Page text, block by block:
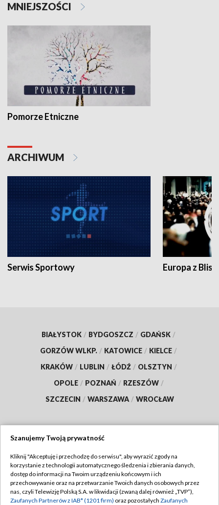
MNIEJSZOŚCI
Pomorze Etniczne
ARCHIWUM
Serwis Sportowy Europa z
BIAŁYSTOK / BYDGOSZCZ / GDAŃSK /
GORZÓW WLKP. / KATOWICE / KIELCE /
KRAKÓW / LUBLIN / ŁÓDŹ / OLSZTYN /
OPOLE / POZNAŃ / RZESZÓW /
SZCZECIN / WARSZAWA / WROCŁAW
TVP
Abonament TVP
Emisja w TVP
Regulamin TVP
Polityka prywatności
Szanujemy Twoją prywatność
Kliknij "Akceptuję i przechodzę do serwisu", aby wyrazić zgody na
korzystanie z technologii automatycznego śledzenia i zbierania danych,
dostęp do informacji na Twoim urządzeniu końcowym i ich
przechowywanie oraz na przetwarzanie Twoich danych osobowych przez
nas, czyli Telewizję Polską S.A. w likwidacji (zwaną dalej również „TVP”),
Zaufanych Partnerów z IAB* (1201 firm) oraz pozostałych Zaufanych